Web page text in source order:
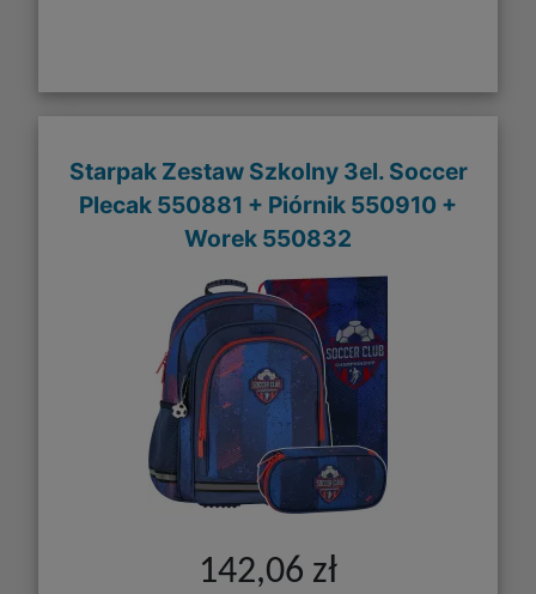
Starpak Zestaw Szkolny 3el. Soccer
Plecak 550881 + Piórnik 550910 +
Worek 550832
142,06 zł